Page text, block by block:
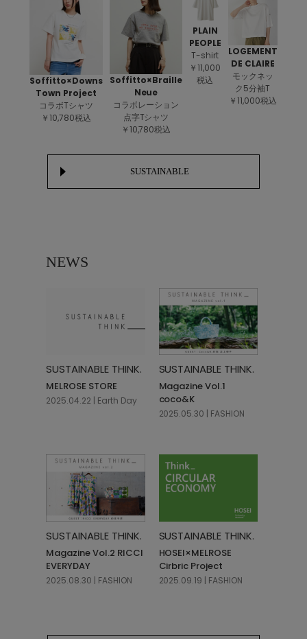
Soffitto×Downs
Town Project
コラボTシャツ
￥10,780税込
Soffitto×Braille
Neue
コラボレーション
点字Tシャツ
￥10,780税込
PLAIN
PEOPLE
T-shirt
￥11,000
税込
LOGEMENT
DE CLAIRE
モックネッ
ク5分袖T
￥11,000税込
SUSTAINABLE
NEWS
SUSTAINABLE THINK.
MELROSE STORE
2025.04.22 | Earth Day
SUSTAINABLE THINK.
Magazine Vol.1
coco&K
2025.05.30 | FASHION
SUSTAINABLE THINK.
Magazine Vol.2 RICCI
EVERYDAY
2025.08.30 | FASHION
SUSTAINABLE THINK.
HOSEI×MELROSE
Cirbric Project
2025.09.19 | FASHION